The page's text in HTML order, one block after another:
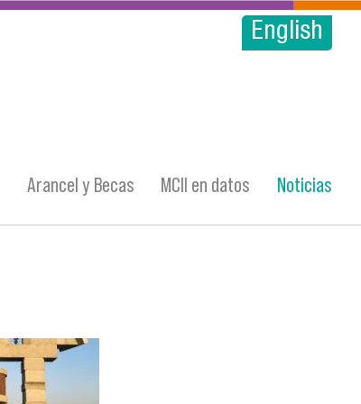
English
Arancel y Becas MCII en datos Noticias